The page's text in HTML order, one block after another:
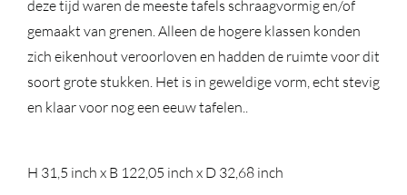
deze tijd waren de meeste tafels schraagvormig en/of
gemaakt van grenen. Alleen de hogere klassen konden
zich eikenhout veroorloven en hadden de ruimte voor dit
soort grote stukken. Het is in geweldige vorm, echt stevig
en klaar voor nog een eeuw tafelen..
H 31,5 inch x B 122,05 inch x D 32,68 inch